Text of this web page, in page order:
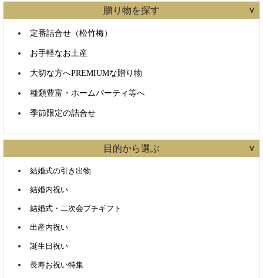
商品検索
すべて含む
カテゴリで絞り込む
贈り物を探す
定番詰合せ（松竹梅）
お手軽なお土産
大切な方へPREMIUMな贈り物
種類豊富・ホームパーティ等へ
季節限定の詰合せ
目的から選ぶ
結婚式の引き出物
結婚内祝い
結婚式・二次会プチギフト
出産内祝い
誕生日祝い
長寿お祝い特集